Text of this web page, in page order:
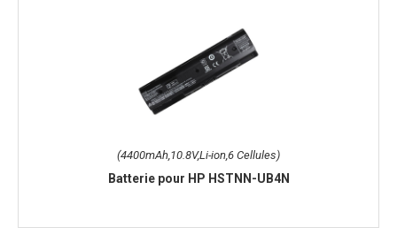
(4400mAh,10.8V,Li-ion,6 Cellules)
Batterie pour HP HSTNN-UB4N